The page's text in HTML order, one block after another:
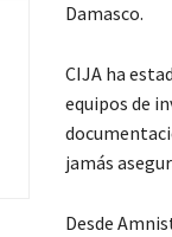
Damasco.
CIJA ha
equipos de
jamás
Desde